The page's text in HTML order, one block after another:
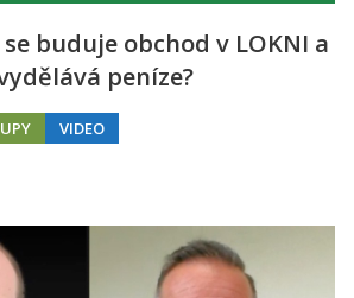
se buduje obchod v LOKNI a
peníze?
VIDEO